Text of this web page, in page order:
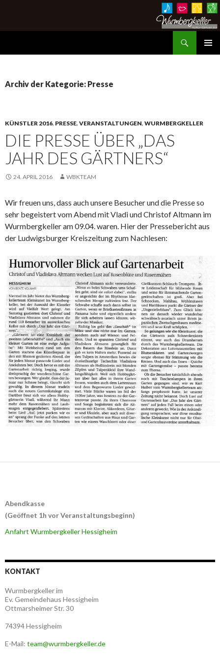
Archiv der Kategorie: Presse
KÜNSTLER 2016, PRESSE, VERANSTALTUNGEN, WURMBERGKELLER
DIE PRESSE ÜBER „DAS
JAHR DES GÄRTNERS“
24. APRIL 2016 WBKTEAM
Wir freuen uns, dass auch unsere Besucher und die Presse so
sehr begeistert vom Abend mit Vladi und Christof Altmann im
Wurmbergkeller am 09.04. waren. Hier der Pressebericht aus
der Ludwigsburger Kreiszeitung zum Nachlesen:
Abendkasse
(Geöffnet 1h vor Veranstaltungsbeginn)
Anfahrt Wurmbergkeller Hessigheim
KONTAKT
Wurmbergkeller im
Ev. Gemeindehaus Hessigheim
Ottmarsheimer Str. 30
74394 Hessigheim
E-Mail: team@wurmbergkeller.de